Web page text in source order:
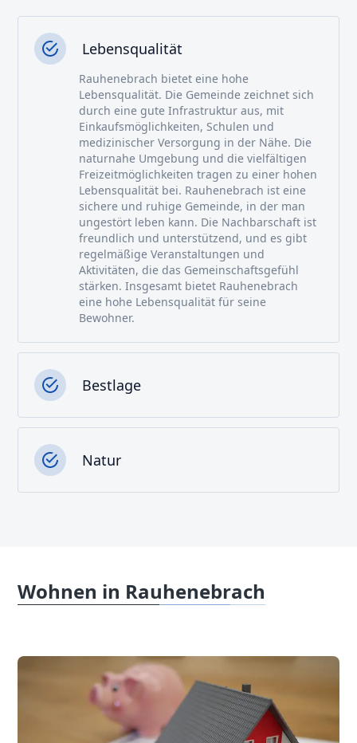
Lebensqualität
Rauhenebrach bietet eine hohe
Lebensqualität. Die Gemeinde zeichnet sich
durch eine gute Infrastruktur aus, mit
Einkaufsmöglichkeiten, Schulen und
medizinischer Versorgung in der Nähe. Die
naturnahe Umgebung und die vielfältigen
Freizeitmöglichkeiten tragen zu einer hohen
Lebensqualität bei. Rauhenebrach ist eine
sichere und ruhige Gemeinde, in der man
ungestört leben kann. Die Nachbarschaft ist
freundlich und unterstützend, und es gibt
regelmäßige Veranstaltungen und
Aktivitäten, die das Gemeinschaftsgefühl
stärken. Insgesamt bietet Rauhenebrach
eine hohe Lebensqualität für seine
Bewohner.
Bestlage
Natur
Wohnen in Rauhenebrach